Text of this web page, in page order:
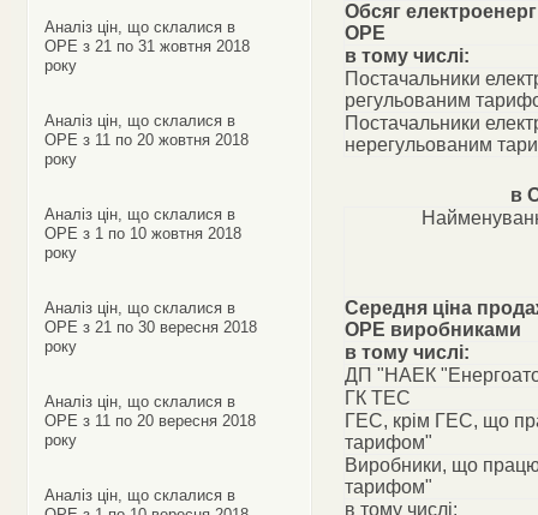
Аналіз цін, що склалися в
ОРЕ з 21 по 31 жовтня 2018
року
Аналіз цін, що склалися в
ОРЕ з 11 по 20 жовтня 2018
року
Аналіз цін, що склалися в
ОРЕ з 1 по 10 жовтня 2018
року
Аналіз цін, що склалися в
ОРЕ з 21 по 30 вересня 2018
року
Аналіз цін, що склалися в
ОРЕ з 11 по 20 вересня 2018
року
Аналіз цін, що склалися в
Обсяг
ОРЕ
в тому числі:
Постачальники
регульованим
Постачальники
нерегульованим
в
Середня ціна
ОРЕ виробниками
в тому числі:
ДП "НАЕК
ГК ТЕС
ГЕС, крім ГЕС, що
тарифом"
Виробники, що
тарифом"
в тому числі: